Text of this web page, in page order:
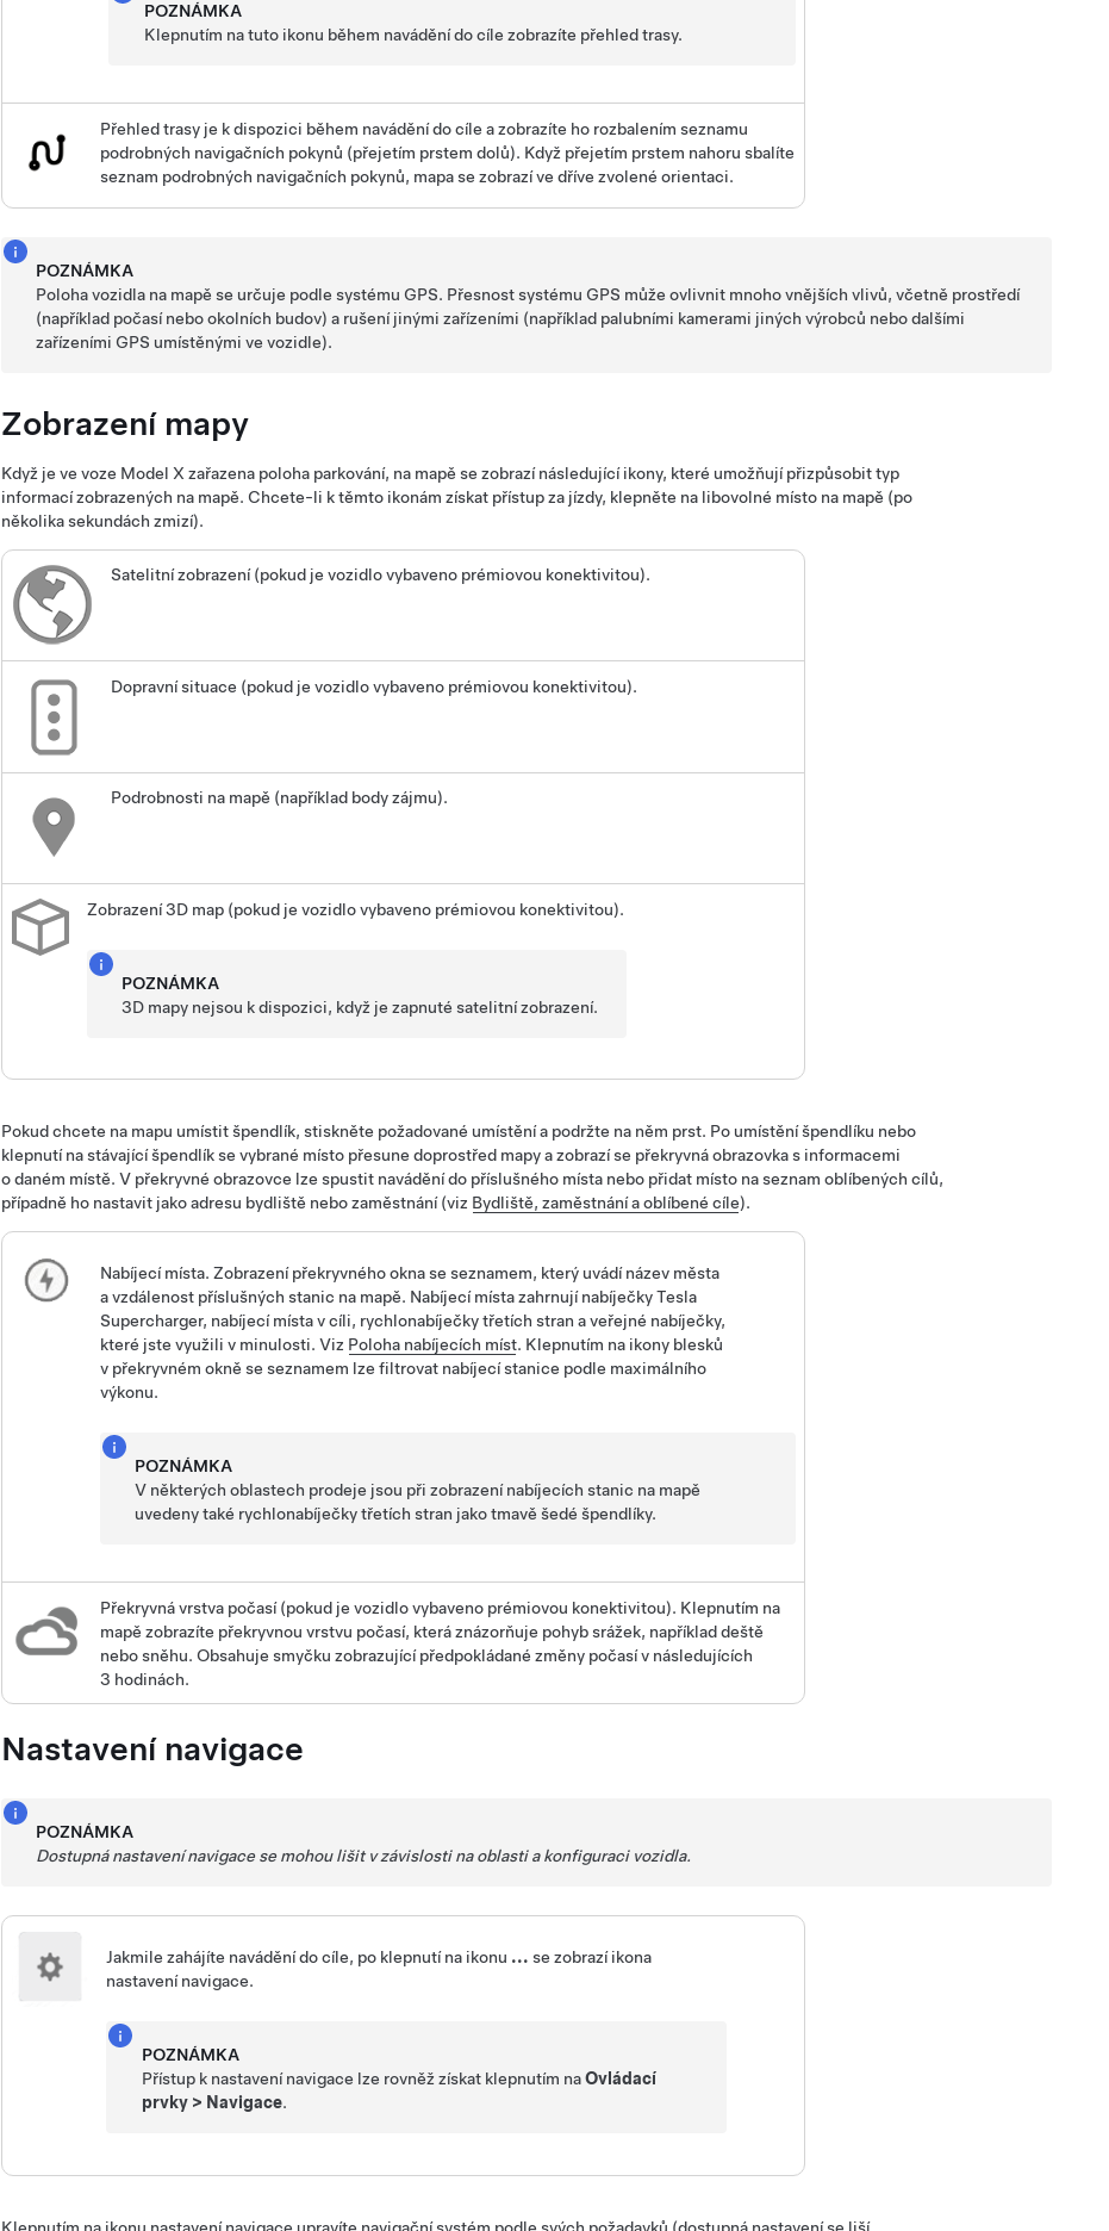
POZNÁMKA
Klepnutím na tuto ikonu během navádění do cíle zobrazíte přehled trasy.
Přehled trasy je k dispozici během navádění do cíle a zobrazíte ho rozbalením seznamu
podrobných navigačních pokynů (přejetím prstem dolů). Když přejetím prstem nahoru sbalíte
seznam podrobných navigačních pokynů, mapa se zobrazí ve dříve zvolené orientaci.
POZNÁMKA
Poloha vozidla na mapě se určuje podle systému GPS. Přesnost systému GPS může ovlivnit mnoho vnějších vlivů, včetně prostředí
(například počasí nebo okolních budov) a rušení jinými zařízeními (například palubními kamerami jiných výrobců nebo dalšími
zařízeními GPS umístěnými ve vozidle).
Zobrazení mapy
Když je ve voze Model X zařazena poloha parkování, na mapě se zobrazí následující ikony, které umožňují přizpůsobit typ
informací zobrazených na mapě. Chcete-li k těmto ikonám získat přístup za jízdy, klepněte na libovolné místo na mapě (po
několika sekundách zmizí).
Satelitní zobrazení (pokud je vozidlo vybaveno prémiovou konektivitou).
Dopravní situace (pokud je vozidlo vybaveno prémiovou konektivitou).
Podrobnosti na mapě (například body zájmu).
Zobrazení 3D map (pokud je vozidlo vybaveno prémiovou konektivitou).
POZNÁMKA
3D mapy nejsou k dispozici, když je zapnuté satelitní zobrazení.
Pokud chcete na mapu umístit špendlík, stiskněte požadované umístění a podržte na něm prst. Po umístění špendlíku nebo
klepnutí na stávající špendlík se vybrané místo přesune doprostřed mapy a zobrazí se překryvná obrazovka s informacemi
o daném místě. V překryvné obrazovce lze spustit navádění do příslušného místa nebo přidat místo na seznam oblíbených cílů,
případně ho nastavit jako adresu bydliště nebo zaměstnání (viz Bydliště, zaměstnání a oblíbené cíle).
Nabíjecí místa. Zobrazení překryvného okna se seznamem, který uvádí název města
a vzdálenost příslušných stanic na mapě. Nabíjecí místa zahrnují nabíječky Tesla
Supercharger, nabíjecí místa v cíli, rychlonabíječky třetích stran a veřejné nabíječky,
které jste využili v minulosti. Viz Poloha nabíjecích míst. Klepnutím na ikony blesků
v překryvném okně se seznamem lze filtrovat nabíjecí stanice podle maximálního
výkonu.
POZNÁMKA
V některých oblastech prodeje jsou při zobrazení nabíjecích stanic na mapě
uvedeny také rychlonabíječky třetích stran jako tmavě šedé špendlíky.
Překryvná vrstva počasí (pokud je vozidlo vybaveno prémiovou konektivitou). Klepnutím na
mapě zobrazíte překryvnou vrstvu počasí, která znázorňuje pohyb srážek, například deště
nebo sněhu. Obsahuje smyčku zobrazující předpokládané změny počasí v následujících
3 hodinách.
Nastavení navigace
POZNÁMKA
Dostupná nastavení navigace se mohou lišit v závislosti na oblasti a konfiguraci vozidla.
Jakmile zahájíte navádění do cíle, po klepnutí na ikonu ... se zobrazí ikona
nastavení navigace.
POZNÁMKA
Přístup k nastavení navigace lze rovněž získat klepnutím naOvládací
prvky> Navigace.
Klepnutím na ikonu nastavení navigace upravíte navigační systém podle svých požadavků (dostupná nastavení se liší